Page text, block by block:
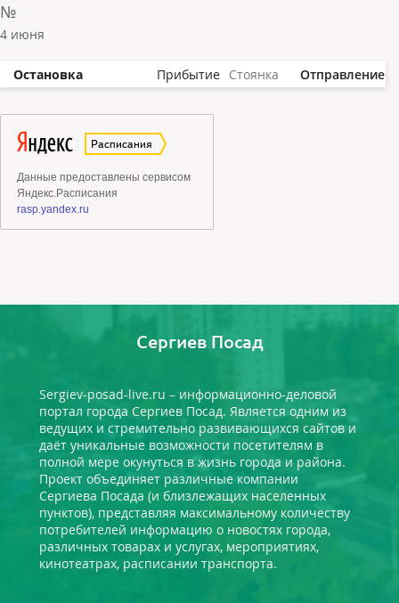
№
4 июня
Остановка Прибытие Стоянка Отправление
Сергиев Посад
Sergiev-posad-live.ru – информационно-деловой
портал города Сергиев Посад. Является одним из
ведущих и стремительно развивающихся сайтов и
даёт уникальные возможности посетителям в
полной мере окунуться в жизнь города и района.
Проект объединяет различные компании
Сергиева Посада (и близлежащих населенных
пунктов), представляя максимальному количеству
потребителей информацию о новостях города,
различных товарах и услугах, мероприятиях,
кинотеатрах, расписании транспорта.